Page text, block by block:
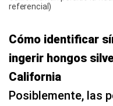
referencial)
Cómo identificar
ingerir hongos
California
Posiblemente, las